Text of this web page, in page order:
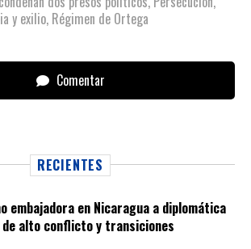
y exilio, Régimen de Ortega
Comentar
RECIENTES
embajadora en Nicaragua a diplomática
de alto conflicto y transiciones